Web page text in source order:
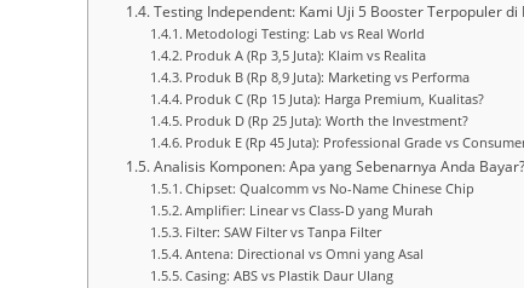
Testing Independent: Kami Uji 5 Booster Terpopuler di
Metodologi Testing: Lab vs Real World
Produk A (Rp 3,5 Juta): Klaim vs Realita
Produk B (Rp 8,9 Juta): Marketing vs Performa
Produk C (Rp 15 Juta): Harga Premium, Kualitas?
Produk D (Rp 25 Juta): Worth the Investment?
Produk E (Rp 45 Juta): Professional Grade vs
Analisis Komponen: Apa yang Sebenarnya Anda Bayar?
Chipset: Qualcomm vs No-Name Chinese Chip
Amplifier: Linear vs Class-D yang Murah
Filter: SAW Filter vs Tanpa Filter
Antena: Directional vs Omni yang Asal
Casing: ABS vs Plastik Daur Ulang